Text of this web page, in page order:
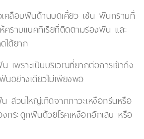
คลือบฟันด้านบดเคี้ยว เช่น ฟันกรามที่
คราบแบคทีเรียที่ติดตามร่องฟัน และ
ได้ยาก
เพราะเป็นบริเวณที่ยากต่อการเข้าถึง
นอย่างเดียวไม่เพียงพอ
ส่วนใหญ่เกิดจากภาวะเหงือกร่นหรือ
กระดูกฟันด้วยโรคเหงือกอักเสบ หรือ